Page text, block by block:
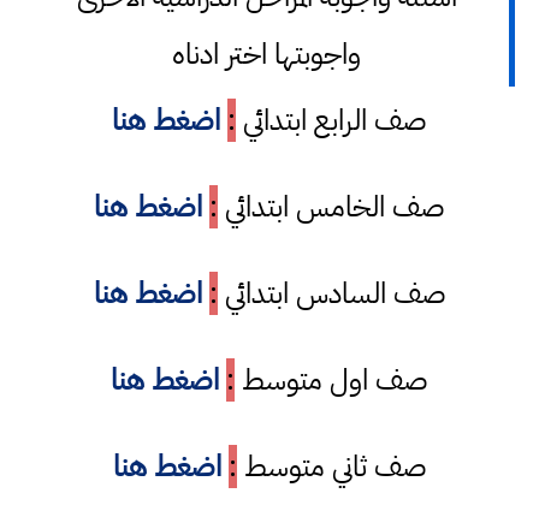
واجوبتها اختر ادناه
صف الرابع ابتدائي : اضغط هنا
صف الخامس ابتدائي : اضغط هنا
صف السادس ابتدائي : اضغط هنا
صف اول متوسط : اضغط هنا
صف ثاني متوسط : اضغط هنا